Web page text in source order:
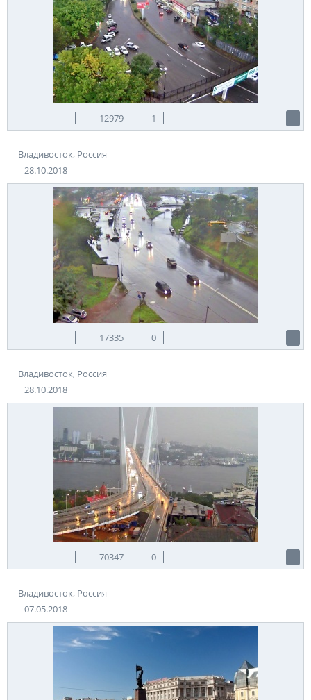
12979 1
Владивосток, Россия
28.10.2018
17335 0
Владивосток, Россия
28.10.2018
70347 0
Владивосток, Россия
07.05.2018